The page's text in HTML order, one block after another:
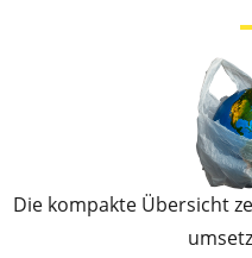
Die kompakte Übersicht